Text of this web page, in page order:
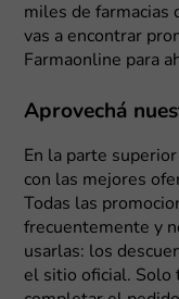
miles de farmacias
vas a encontrar
Farmaonline para
Aprovechá
En la parte
con las mejores
Todas las
frecuentemente y
usarlas: los
el sitio oficial. Solo